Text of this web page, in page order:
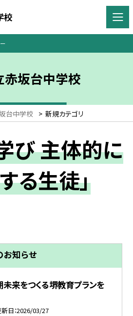
校
赤坂台中学校
台中学校 > 新規カテゴリ
び 主体的に
る生徒」
知らせ
をつくる堺教育プランを
日 2026/03/27